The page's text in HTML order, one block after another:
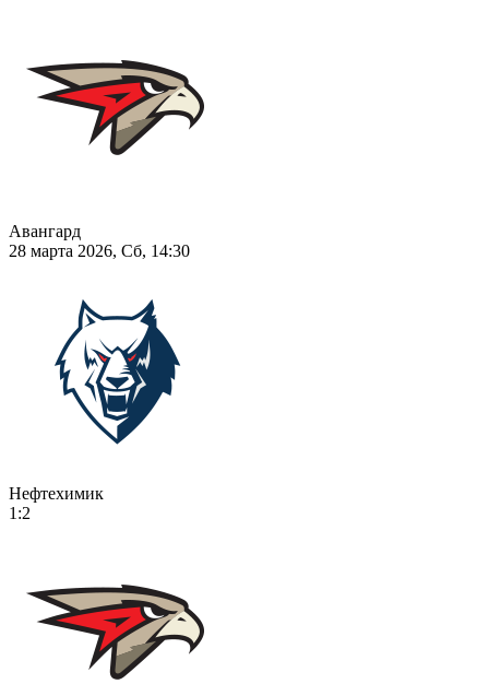
Авангард
28 марта 2026, Сб, 14:30
Нефтехимик
1:2